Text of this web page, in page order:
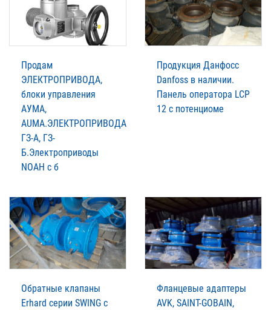
Продам
ЭЛЕКТРОПРИВОДА,
блоки управления
АУМА,
AUMA.ЭЛЕКТРОПРИВОДА
ГЗ-А, ГЗ-
Б.Электроприводы
NOAH c б
Продукция Данфосс
Danfoss в наличии.
Панель оператора LCP
12 с потенциоме
Обратные клапаны
Erhard серии SWING с
Фланцевые адаптеры
AVK, SAINT-GOBAIN,